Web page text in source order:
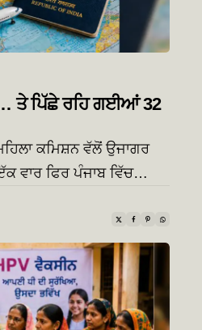
ਤੇ ਪਿੱਛੇ ਰਹਿ ਗਈਆਂ 32
ਕਮਿਸ਼ਨ ਵੱਲੋਂ ਉਜਾਗਰ
ਵਾਰ ਫਿਰ ਪੰਜਾਬ ਵਿੱਚ…